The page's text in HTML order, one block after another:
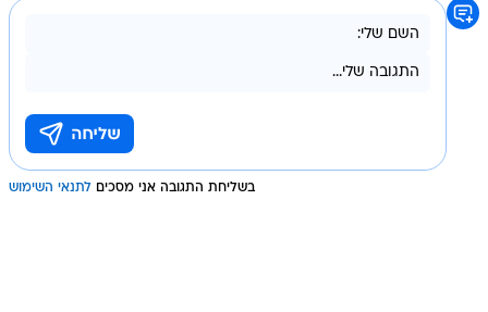
בשליחת התגובה אני מסכים לתנאי השימוש